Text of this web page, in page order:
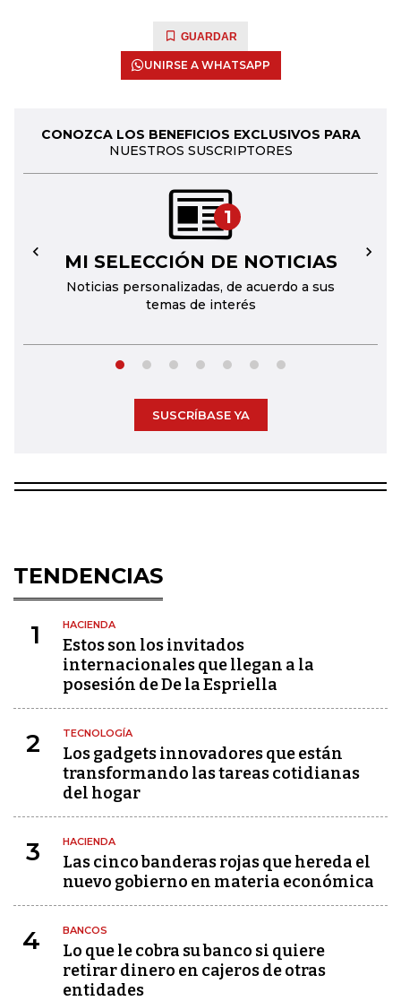
GUARDAR
UNIRSE A WHATSAPP
CONOZCA LOS BENEFICIOS EXCLUSIVOS PARA
NUESTROS SUSCRIPTORES
1
MI SELECCIÓN DE NOTICIAS
Noticias personalizadas, de acuerdo a sus
temas de interés
← →
SUSCRÍBASE YA
TENDENCIAS
1 HACIENDA
Estos son los invitados
internacionales que llegan a la
posesión de De la Espriella
2 TECNOLOGÍA
Los gadgets innovadores que están
transformando las tareas cotidianas
del hogar
3 HACIENDA
Las cinco banderas rojas que hereda el
nuevo gobierno en materia económica
4 BANCOS
Lo que le cobra su banco si quiere
retirar dinero en cajeros de otras
entidades